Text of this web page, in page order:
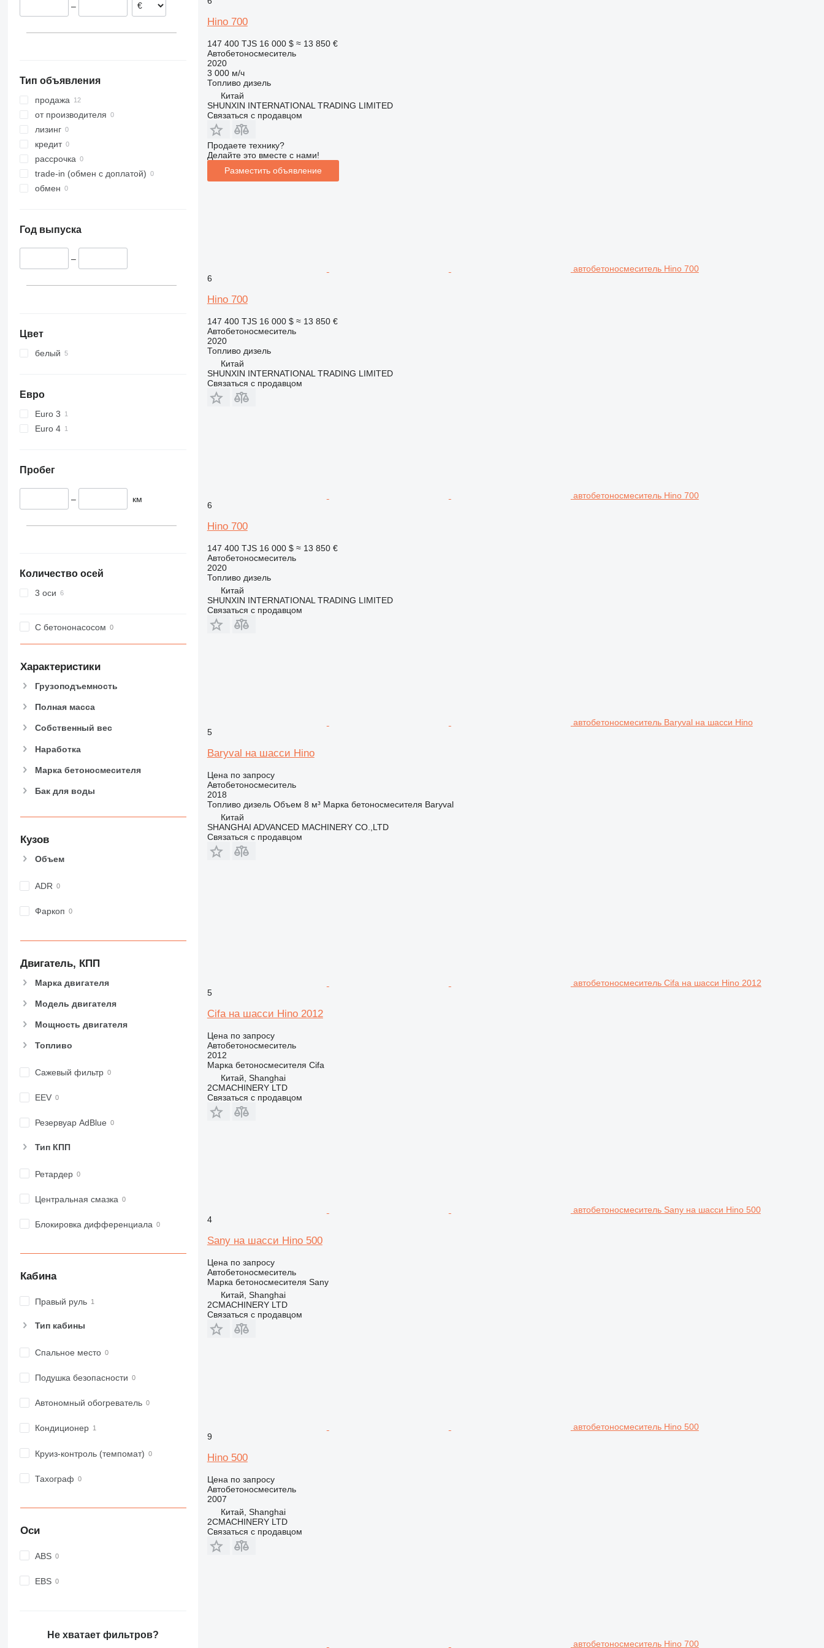
–
Тип объявления
продажа
от производителя
лизинг
кредит
рассрочка
trade-in (обмен с доплатой)
обмен
Год выпуска
–
Цвет
белый
Евро
Euro 3
Euro 4
Пробег
– км
Количество осей
3 оси
С бетононасосом
Характеристики
Грузоподъемность
Полная масса
Собственный вес
Наработка
Марка бетоносмесителя
Бак для воды
Кузов
Объем
ADR
Фаркоп
Двигатель, КПП
Марка двигателя
Модель двигателя
Мощность двигателя
Топливо
Сажевый фильтр
EEV
Резервуар AdBlue
Тип КПП
Ретардер
Центральная смазка
Блокировка дифференциала
Кабина
Правый руль
Тип кабины
Спальное место
Подушка безопасности
Автономный обогреватель
Кондиционер
Круиз-контроль (темпомат)
Тахограф
Оси
ABS
EBS
Не хватает фильтров?
Hino 700
147 400 TJS 16 000 $ ≈ 13 850 €
Автобетоносмеситель
2020
3 000 м/ч
Топливо дизель
Китай
SHUNXIN INTERNATIONAL TRADING LIMITED
Связаться с продавцом
Продаете технику?
Делайте это вместе с нами!
Разместить объявление
автобетоносмеситель Hino 700
6
Hino 700
147 400 TJS 16 000 $ ≈ 13 850 €
Автобетоносмеситель
2020
Топливо дизель
Китай
SHUNXIN INTERNATIONAL TRADING LIMITED
Связаться с продавцом
автобетоносмеситель Hino 700
6
Hino 700
147 400 TJS 16 000 $ ≈ 13 850 €
Автобетоносмеситель
2020
Топливо дизель
Китай
SHUNXIN INTERNATIONAL TRADING LIMITED
Связаться с продавцом
автобетоносмеситель Baryval на шасси Hino
5
Baryval на шасси Hino
Цена по запросу
Автобетоносмеситель
2018
Топливо дизель Объем 8 м³ Марка бетоносмесителя Baryval
Китай
SHANGHAI ADVANCED MACHINERY CO.,LTD
Связаться с продавцом
автобетоносмеситель Cifa на шасси Hino 2012
5
Cifa на шасси Hino 2012
Цена по запросу
Автобетоносмеситель
2012
Марка бетоносмесителя Cifa
Китай, Shanghai
2CMACHINERY LTD
Связаться с продавцом
автобетоносмеситель Sany на шасси Hino 500
4
Sany на шасси Hino 500
Цена по запросу
Автобетоносмеситель
Марка бетоносмесителя Sany
Китай, Shanghai
2CMACHINERY LTD
Связаться с продавцом
автобетоносмеситель Hino 500
9
Hino 500
Цена по запросу
Автобетоносмеситель
2007
Китай, Shanghai
2CMACHINERY LTD
Связаться с продавцом
автобетоносмеситель Hino 700